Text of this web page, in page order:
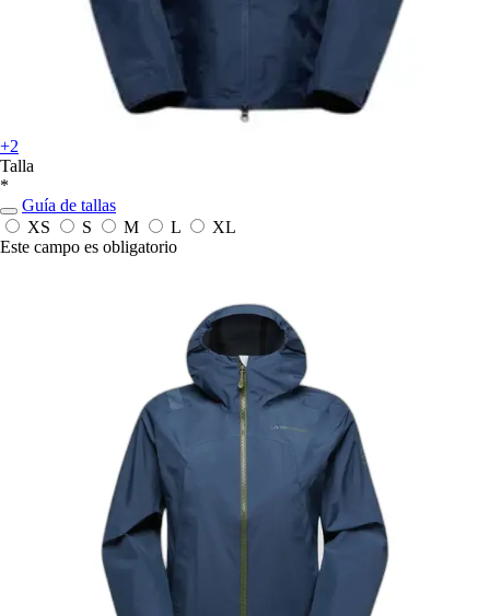
+2
Talla
*
Guía de tallas
XS
S M L
XL
Este campo es obligatorio